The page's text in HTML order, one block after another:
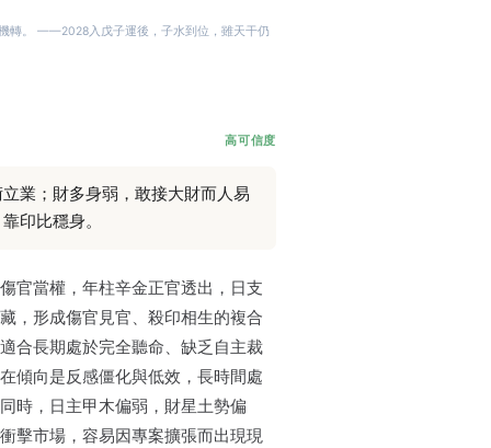
轉。 ——2028入戊子運後，子水到位，雖天干仍
高可信度
業；財多身弱，敢接大財而人易
印比穩身。
官當權，年柱辛金正官透出，日支
，形成傷官見官、殺印相生的複合
合長期處於完全聽命、缺乏自主裁
傾向是反感僵化與低效，長時間處
時，日主甲木偏弱，財星土勢偏
擊市場，容易因專案擴張而出現現